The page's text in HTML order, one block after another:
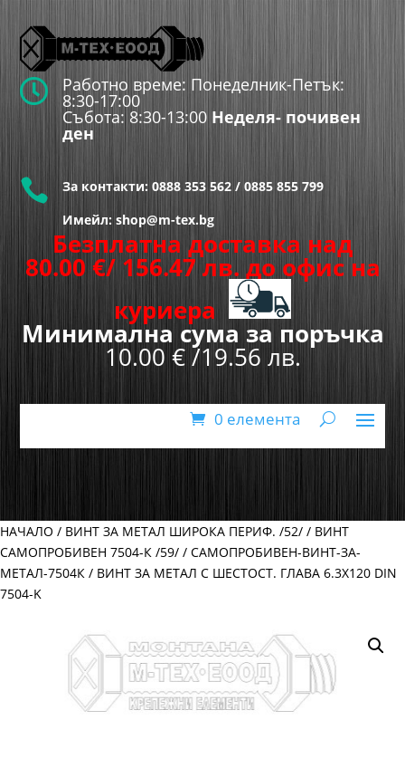
 Работно време: Понеделник-Петък:
8:30-17:00
Събота: 8:30-13:00 Неделя- почивен
ден
 За контакти: 0888 353 562 / 0885 855 799
Имейл: shop@m-tex.bg
Безплатна доставка над
80.00 €/ 156.47 лв. до офис на
куриера
Минимална сума за поръчка
10.00 € /19.56 лв.
0 елемента
НАЧАЛО / ВИНТ ЗА МЕТАЛ ШИРОКА ПЕРИФ. /52/ / ВИНТ
САМОПРОБИВЕН 7504-К /59/ / САМОПРОБИВЕН-ВИНТ-ЗА-
МЕТАЛ-7504К / ВИНТ ЗА МЕТАЛ С ШЕСТОСТ. ГЛАВА 6.3Х120 DIN
7504-K